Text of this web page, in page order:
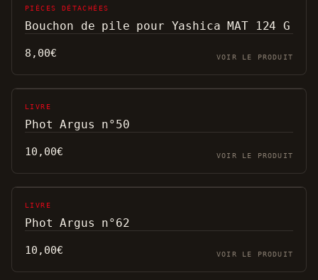
PIÈCES DÉTACHÉES
Bouchon de pile pour Yashica MAT 124 G
8,00€ VOIR LE PRODUIT
LIVRE
Phot Argus n°50
10,00€ VOIR LE PRODUIT
LIVRE
Phot Argus n°62
10,00€ VOIR LE PRODUIT